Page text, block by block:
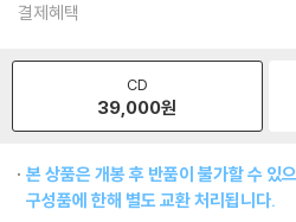
결제혜택
CD
39,000원
본 상품은 개봉 후 반품이 불가할 수 있
구성품에 한해 별도 교환 처리됩니다.